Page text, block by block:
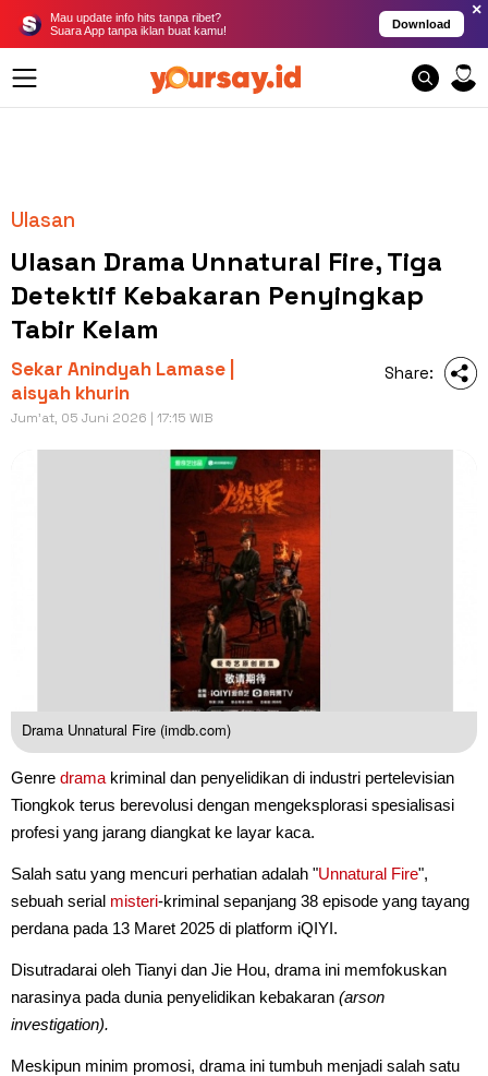
Mau update info hits tanpa ribet?
Suara App tanpa iklan buat kamu!
Download
×
Ulasan
Ulasan Drama Unnatural Fire, Tiga
Detektif Kebakaran Penyingkap
Tabir Kelam
Sekar Anindyah Lamase |
aisyah khurin
Jum'at, 05 Juni 2026 | 17:15 WIB
Share:
Drama Unnatural Fire (imdb.com)
Genre drama kriminal dan penyelidikan di industri pertelevisian
Tiongkok terus berevolusi dengan mengeksplorasi spesialisasi
profesi yang jarang diangkat ke layar kaca.
Salah satu yang mencuri perhatian adalah "Unnatural Fire",
sebuah serial misteri-kriminal sepanjang 38 episode yang tayang
perdana pada 13 Maret 2025 di platform iQIYI.
Disutradarai oleh Tianyi dan Jie Hou, drama ini memfokuskan
narasinya pada dunia penyelidikan kebakaran (arson
investigation).
Meskipun minim promosi, drama ini tumbuh menjadi salah satu